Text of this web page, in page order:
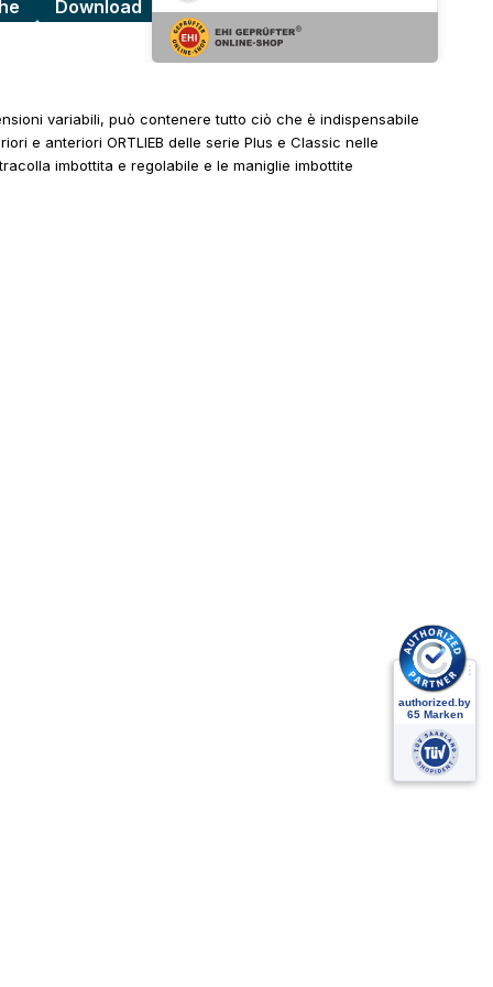
Download
variabili, può contenere tutto ciò che è indispensabile
e anteriori ORTLIEB delle serie Plus e Classic nelle
imbottita e regolabile e le maniglie imbottite